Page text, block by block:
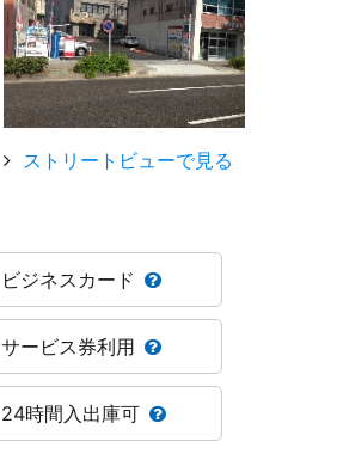
ストリートビューで見る
ビジネスカード
サービス券利用
24時間入出庫可